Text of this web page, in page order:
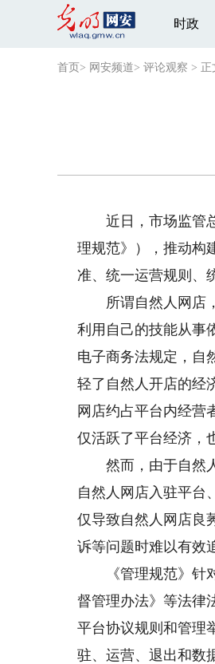
时政
首页 > 网安频道> 评论观察 > 正
近日，市场监管总
理规范》），推动构
准、统一运营规则、
所谓自然人网店，
利用自己的技能从事
电子商务法规定，自
轻了自然人开店的经
网店约占平台内经营
仅活跃了平台经济，
然而，由于自然人
自然人网店入驻平台
仅导致自然人网店良
诉等问题时难以有效
《管理规范》针对
督管理办法》等法律
平台协议规则和管理
驻、运营、退出和数